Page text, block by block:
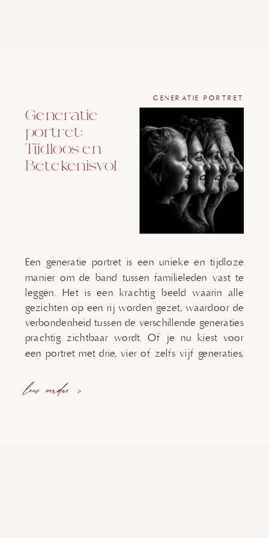
lees verder >
Een generatie portret is een unieke en tijdloze
manier om de band tussen familieleden vast te
leggen. Het is een krachtig beeld waarin alle
gezichten op een rij worden gezet, waardoor de
verbondenheid tussen de verschillende generaties
prachtig zichtbaar wordt. Of je nu kiest voor
een portret met drie, vier of zelfs vijf generaties,
Generatie
portret:
Tijdloos en
Betekenisvol
GENERATIE PORTRET